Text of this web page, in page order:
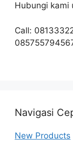
Hubungi kami
Call:
Navigasi
New Products